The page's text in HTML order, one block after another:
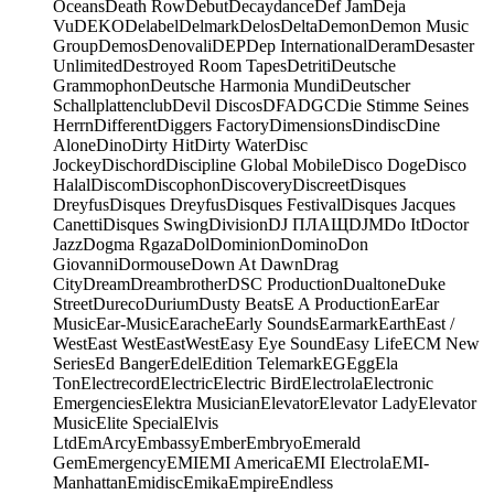
OceansDeath RowDebutDecaydanceDef JamDeja
VuDEKODelabelDelmarkDelosDeltaDemonDemon Music
GroupDemosDenovaliDEPDep InternationalDeramDesaster
UnlimitedDestroyed Room TapesDetritiDeutsche
GrammophonDeutsche Harmonia MundiDeutscher
SchallplattenclubDevil DiscosDFADGCDie Stimme Seines
HerrnDifferentDiggers FactoryDimensionsDindiscDine
AloneDinoDirty HitDirty WaterDisc
JockeyDischordDiscipline Global MobileDisco DogeDisco
HalalDiscomDiscophonDiscoveryDiscreetDisques
DreyfusDisques DreyfusDisques FestivalDisques Jacques
CanettiDisques SwingDivisionDJ ПЛАЩDJMDo ItDoctor
JazzDogma RgazaDolDominionDominoDon
GiovanniDormouseDown At DawnDrag
CityDreamDreambrotherDSC ProductionDualtoneDuke
StreetDurecoDuriumDusty BeatsE A ProductionEarEar
MusicEar-MusicEaracheEarly SoundsEarmarkEarthEast /
WestEast WestEastWestEasy Eye SoundEasy LifeECM New
SeriesEd BangerEdelEdition TelemarkEGEggEla
TonElectrecordElectricElectric BirdElectrolaElectronic
EmergenciesElektra MusicianElevatorElevator LadyElevator
MusicElite SpecialElvis
LtdEmArcyEmbassyEmberEmbryoEmerald
GemEmergencyEMIEMI AmericaEMI ElectrolaEMI-
ManhattanEmidiscEmikaEmpireEndless